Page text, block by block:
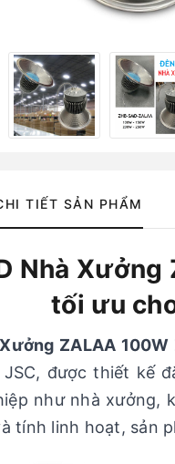
TIẾT SẢN PHẨM
Nhà
tối ưu
ZALAA
JSC, được thiết kế
như nhà xưởng,
tính linh hoạt, sản